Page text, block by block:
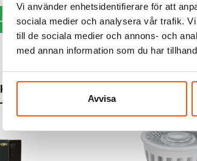
Vi använder enhetsidentifierare för att
sociala medier och analysera vår trafik.
till de sociala medier och annons- och
med annan information som du har
Avvisa
LÄGG I
I webblager: 2 st